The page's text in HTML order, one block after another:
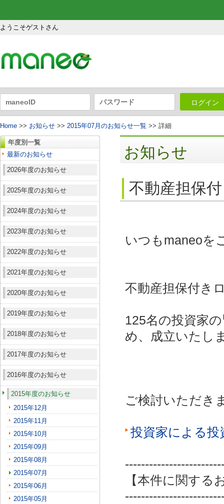
ようこそゲストさん
ログイン
Home >> お知らせ >> 2015年07月のお知らせ一覧 >> 詳細
年度別一覧
最新のお知らせ
2026年度のお知らせ
2025年度のお知らせ
2024年度のお知らせ
2023年度のお知らせ
2022年度のお知らせ
2021年度のお知らせ
2020年度のお知らせ
2019年度のお知らせ
2018年度のお知らせ
2017年度のお知らせ
2016年度のお知らせ
2015年度のお知らせ
2015年12月
2015年11月
2015年10月
2015年09月
2015年08月
2015年07月
2015年06月
2015年05月
お知らせ
不動産担保
いつもmaneoを
不動産担保付き
125名の投資家
め、成立いたし
ご検討いただき
投資家による
【本件に関する